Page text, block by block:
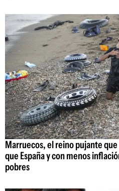
Marruecos, el reino pujante
que España y con menos
pobres